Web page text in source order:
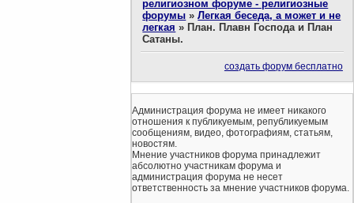
религиозном форуме - религиозные
форумы »Легкая беседа, а может и не
легкая » План. Плавн Господа и План
Сатаны.
создать форум бесплатно
Администрация форума не имеет никакого
отношения к публикуемым, републикуемым
сообщениям, видео, фотографиям, статьям,
новостям.
Мнение участников форума принадлежит
абсолютно участникам форума и
администрация форума не несет
ответственность за мнение участников форума.